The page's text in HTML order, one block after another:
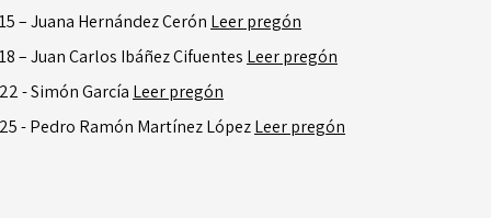
– Juana Hernández Cerón Leer pregón
– Juan Carlos Ibáñez Cifuentes Leer pregón
- Simón García Leer pregón
- Pedro Ramón Martínez LópezLeer pregón